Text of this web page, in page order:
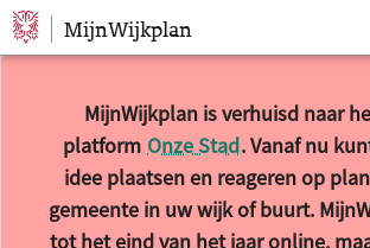
Sla navigatie over
MijnWijkplan
MijnWijkplan is verhuisd naar
platform Onze Stad. Vanaf nu
idee plaatsen en reageren op
gemeente in uw wijk of buurt.
tot het eind van het jaar online,